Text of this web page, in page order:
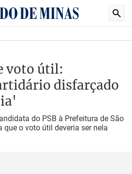
voto útil:
disfarçado
do PSB à Prefeitura de São
que o voto útil deveria ser nela